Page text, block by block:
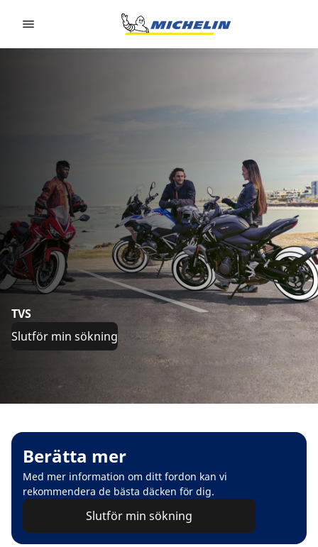
TVS
Slutför min sökning
Berätta mer
Med mer information om ditt fordon kan vi
rekommendera de bästa däcken för dig.
Slutför min sökning